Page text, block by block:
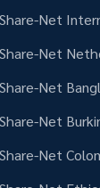
Share-Net
Share-Net
Share-Net
Share-Net
Share-Net